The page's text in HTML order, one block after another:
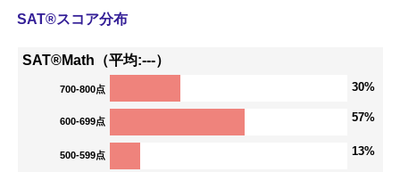
SAT®スコア分布
SAT®Math（平均:---）
700-800点 30%
600-699点 57%
500-599点 13%